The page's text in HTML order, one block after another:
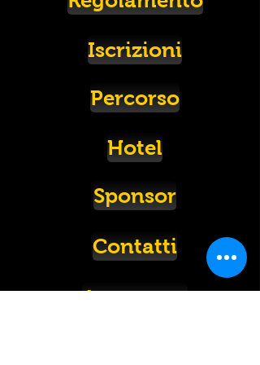
Iscrizioni
Percorso
Hotel
Sponsor
Contatti
Area sosta